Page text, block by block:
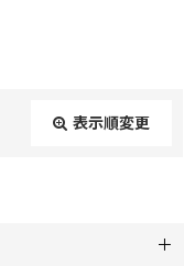
表示順変更